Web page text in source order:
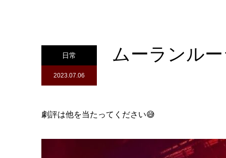
日常
2023.07.06
ムーランル
劇評は他を当たってください😅